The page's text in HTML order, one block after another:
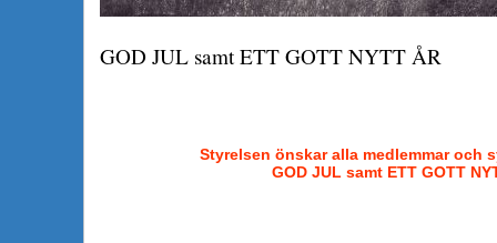
GOD JUL samt ETT GOTT NYTT ÅR
Styrelsen önskar alla medlemmar och
GOD JUL samt ETT GOTT